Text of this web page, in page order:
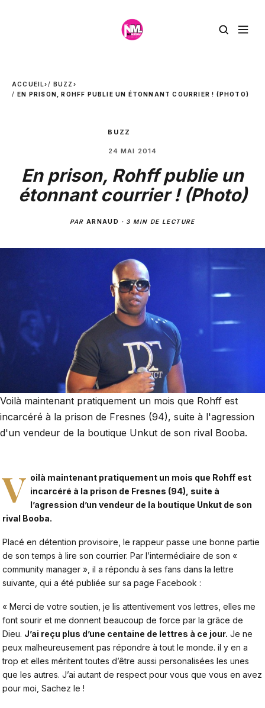
ACCUEIL› BUZZ ›
EN PRISON, ROHFF PUBLIE UN ÉTONNANT COURRIER ! (PHOTO)
BUZZ
24 MAI 2014
En prison, Rohff publie un
étonnant courrier ! (Photo)
PAR ARNAUD · 3 MIN DE LECTURE
Voilà maintenant pratiquement un mois que Rohff est
incarcéré à la prison de Fresnes (94), suite à l'agression
d'un vendeur de la boutique Unkut de son rival Booba.
V oilà maintenant pratiquement un mois que Rohff est
incarcéré à la prison de Fresnes (94), suite à
l’agression d’un vendeur de la boutique Unkut de son
rival Booba.
Placé en détention provisoire, le rappeur passe une bonne partie
de son temps à lire son courrier. Par l’intermédiaire de son «
community manager », il a répondu à ses fans dans la lettre
suivante, qui a été publiée sur sa page Facebook :
« Merci de votre soutien, je lis attentivement vos lettres, elles me
font sourir et me donnent beaucoup de force par la grâce de
Dieu. J’ai reçu plus d’une centaine de lettres à ce jour. Je ne
peux malheureusement pas répondre à tout le monde. il y en a
trop et elles méritent toutes d’être aussi personalisées les unes
que les autres. J’ai autant de respect pour vous que vous en avez
pour moi, Sachez le !